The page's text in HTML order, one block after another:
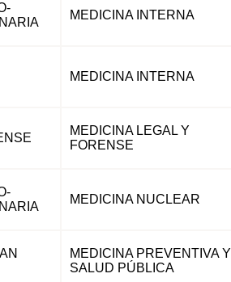
MEDICINA INTERNA
MEDICINA INTERNA
MEDICINA LEGAL Y
FORENSE
MEDICINA NUCLEAR
MEDICINA PREVENTIVA Y
SALUD PÚBLICA